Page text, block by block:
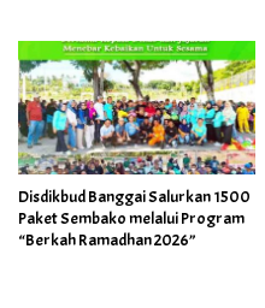
Disdikbud Banggai Salurkan 1500
Paket Sembako melalui Program
“Berkah Ramadhan 2026”